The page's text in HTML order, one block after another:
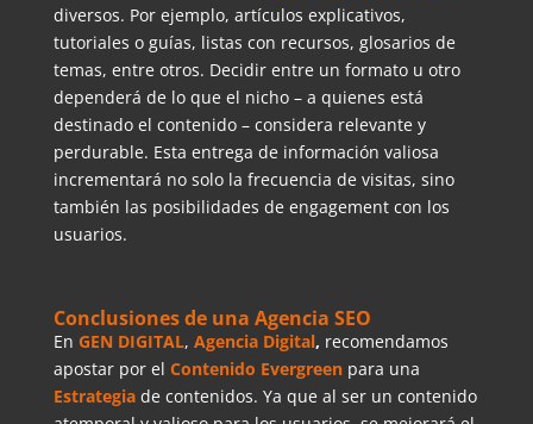
diversos. Por ejemplo, artículos explicativos,
tutoriales o guías, listas con recursos, glosarios de
temas, entre otros. Decidir entre un formato u otro
dependerá de lo que el nicho – a quienes está
destinado el contenido – considera relevante y
perdurable. Esta entrega de información valiosa
incrementará no solo la frecuencia de visitas, sino
también las posibilidades de engagement con los
usuarios.
Conclusiones de una Agencia SEO
En GEN DIGITAL, Agencia Digital, recomendamos
apostar por el Contenido Evergreen para una
Estrategia de contenidos. Ya que al ser un contenido